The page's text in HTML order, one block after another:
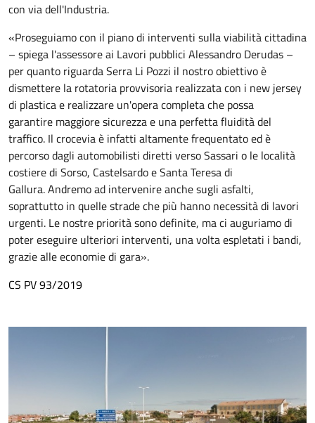
con via dell'Industria.
«Proseguiamo con il piano di interventi sulla viabilità cittadina
– spiega l'assessore ai Lavori pubblici Alessandro Derudas –
per quanto riguarda Serra Li Pozzi il nostro obiettivo è
dismettere la rotatoria provvisoria realizzata con i new jersey
di plastica e realizzare un'opera completa che possa
garantire maggiore sicurezza e una perfetta fluidità del
traffico. Il crocevia è infatti altamente frequentato ed è
percorso dagli automobilisti diretti verso Sassari o le località
costiere di Sorso, Castelsardo e Santa Teresa di
Gallura. Andremo ad intervenire anche sugli asfalti,
soprattutto in quelle strade che più hanno necessità di lavori
urgenti. Le nostre priorità sono definite, ma ci auguriamo di
poter eseguire ulteriori interventi, una volta espletati i bandi,
grazie alle economie di gara».
CS PV 93/2019